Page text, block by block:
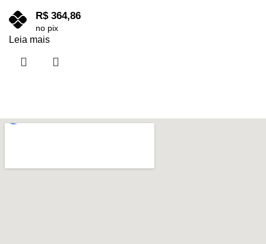
R$364,86
no pix
Leia mais